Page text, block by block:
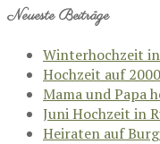
Neueste Beiträge
Winterhochzeit
Hochzeit auf
Mama und Papa
Juni Hochzeit in
Heiraten auf